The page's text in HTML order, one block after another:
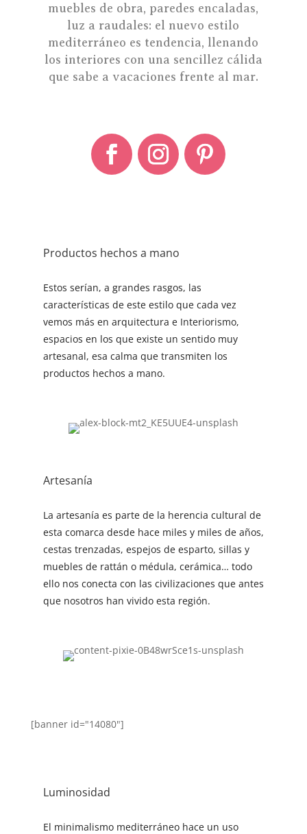
muebles de obra, paredes encaladas,
luz a raudales: el nuevo estilo
mediterráneo es tendencia, llenando
los interiores con una sencillez cálida
que sabe a vacaciones frente al mar.
Productos hechos a mano
Estos serían, a grandes rasgos, las
características de este estilo que cada vez
vemos más en arquitectura e Interiorismo,
espacios en los que existe un sentido muy
artesanal, esa calma que transmiten los
productos hechos a mano.
Artesanía
La artesanía es parte de la herencia cultural de
esta comarca desde hace miles y miles de años,
cestas trenzadas, espejos de esparto, sillas y
muebles de rattán o médula, cerámica… todo
ello nos conecta con las civilizaciones que antes
que nosotros han vivido esta región.
[banner id="14080"]
Luminosidad
El minimalismo mediterráneo hace un uso